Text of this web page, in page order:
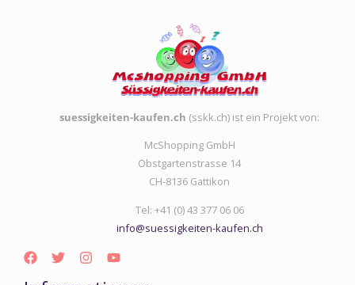
suessigkeiten-kaufen.ch (sskk.ch) ist ein Projekt von:
McShopping GmbH
Obstgartenstrasse 14
CH-8136 Gattikon
Tel: +41 (0) 43 377 06 06
info@suessigkeiten-kaufen.ch